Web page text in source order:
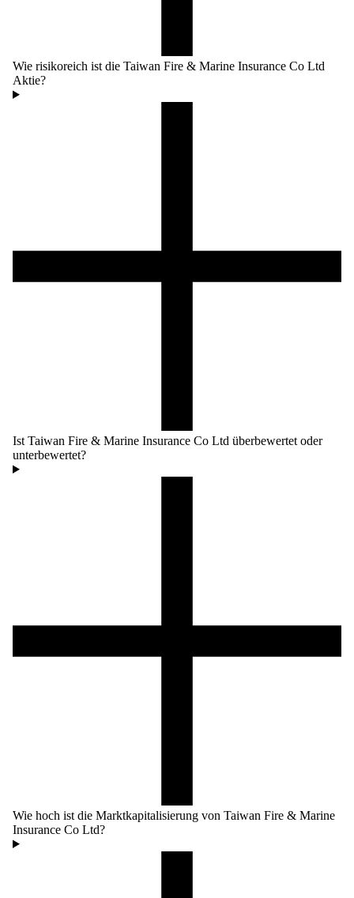
Wie risikoreich ist die Taiwan Fire & Marine Insurance Co Ltd
Aktie?
Ist Taiwan Fire & Marine Insurance Co Ltd überbewertet oder
unterbewertet?
Wie hoch ist die Marktkapitalisierung von Taiwan Fire & Marine
Insurance Co Ltd?